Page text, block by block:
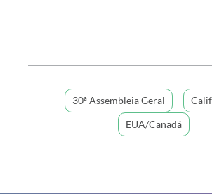
30ª Assembleia Geral
EUA/Canadá